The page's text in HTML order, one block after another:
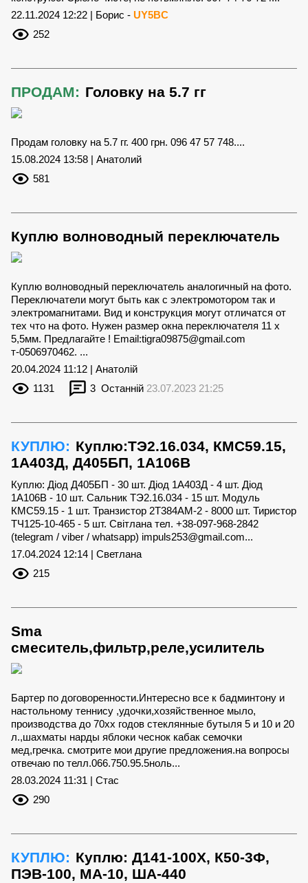
22.11.2024 12:22 | Борис - UY5BC
252
ПРОДАМ: Головку на 5.7 гг
Продам головку на 5.7 гг. 400 грн. 096 47 57 748....
15.08.2024 13:58 | Анатолий
581
Куплю волноводный переключатель
Куплю волноводный переключатель аналогичный на фото.
Переключатели могут быть как с электромотором так и
электромагнитами. Вид и конструкция могут отличатся от
тех что на фото. Нужен размер окна переключателя 11 х
5,5мм. Предлагайте ! Email:tigra09875@gmail.com
т-0506970462. ...
20.04.2024 11:12 | Анатолій
1131
3 Останній 23.07.2023 21:25
КУПЛЮ: Куплю:ТЭ2.16.034, КМС59.15,
1А403Д, Д405БП, 1А106В
Куплю: Діод Д405БП - 30 шт. Діод 1А403Д - 4 шт. Діод
1А106В - 10 шт. Сальник ТЭ2.16.034 - 15 шт. Модуль
КМС59.15 - 1 шт. Транзистор 2Т384АМ-2 - 8000 шт. Тиристор
ТЧ125-10-465 - 5 шт. Світлана тел. +38-097-968-2842
(telegram / viber / whatsapp) impuls253@gmail.com...
17.04.2024 12:14 | Светлана
215
Sma
смеситель,фильтр,реле,усилитель
Бартер по договоренности.Интересно все к бадминтону и
настольному теннису ,удочки,хозяйственное мыло,
производства до 70хх годов стеклянные бутыля 5 и 10 и 20
л.,шахматы нарды яблоки чеснок кабак семочки
мед,гречка. смотрите мои другие предложения.на вопросы
отвечаю по телл.066.750.95.5ноль...
28.03.2024 11:31 | Стас
290
КУПЛЮ: Куплю: Д141-100Х, К50-3Ф,
ПЭВ-100, МА-10, ША-440